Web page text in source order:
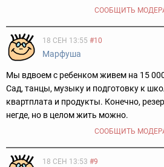
СООБЩИТЬ
18 СЕН 13:55 #10
Марфуша
Мы вдвоем с ребенком живем на 15
Сад, танцы, музыку и подготовку к
квартплата и продукты. Конечно,
негде, но в целом жить можно.
СООБЩИТЬ
18 СЕН 13:53 #9